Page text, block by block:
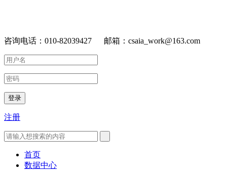
咨询电话：010-82039427 邮箱：csaia_work@163.com
登录
注册
首页
数据中心